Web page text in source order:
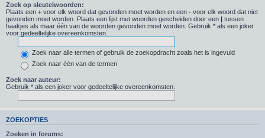
Zoek op sleutelwoorden:
Plaats een + voor elk woord dat gevonden moet worden en een - voor elk woord dat niet
gevonden moet worden. Plaats een lijst met woorden gescheiden door een | tussen
haakjes als maar één van de woorden gevonden moet worden. Gebruik * als een joker
voor gedeeltelijke overeenkomsten.
Zoek naar alle termen of gebruik de zoekopdracht zoals het is ingevuld
Zoek naar één van de termen
Zoek naar auteur:
Gebruik * als een joker voor gedeeltelijke overeenkomsten.
ZOEKOPTIES
Zoeken in forums: